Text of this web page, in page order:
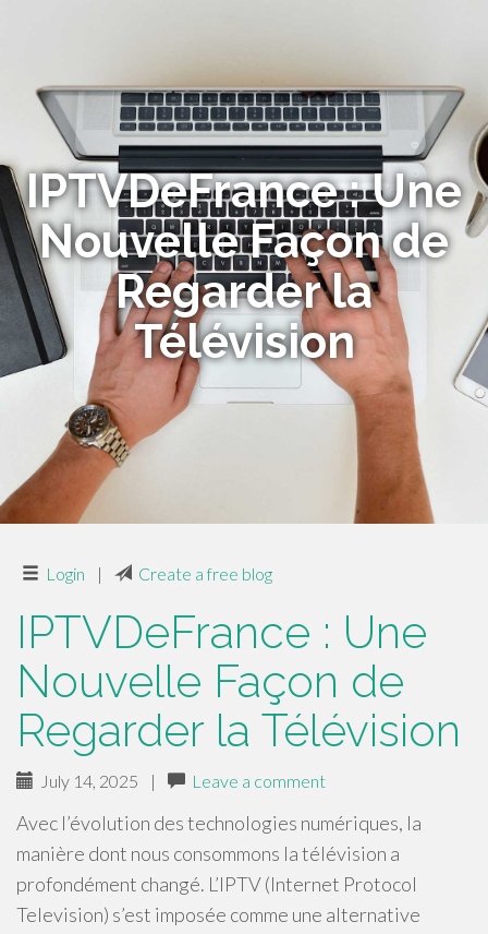
IPTVDeFrance : Une
Nouvelle Façon de
Regarder la
Télévision
Login | Create a free blog
IPTVDeFrance : Une
Nouvelle Façon de
Regarder la Télévision
July 14, 2025 | Leave a comment
Avec l’évolution des technologies numériques, la
manière dont nous consommons la télévision a
profondément changé. L’IPTV (Internet Protocol
Television) s’est imposée comme une alternative